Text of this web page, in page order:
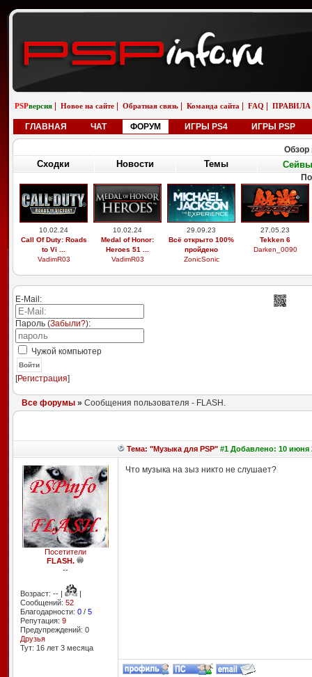
PSPверсия Новое на сайте Обратная связь Команда сайта FAQ ПРАВИЛА
ГЛАВНАЯ ЧАТ ФОРУМ ИГРЫ PS4 ИГРЫ PSP
Обзор
Сходки Новости Темы Сейвы
29.03.26
Выдающиеся
звери, легоси ...
M9xxsi
19.02.26
Бугатти вейрон
возле реки
iosifreshetnik
01.01.26
saab 9-5 универсал
aero
saabinside
01.01.26
saab 9-5 универсал
снег
E-Mail:
Пароль (Забыли?):
Чужой компьютер
Войти
[Регистрация]
Все форумы» Сообщения пользователя - FLASH.
Тема: "Музыка для PSP"#1 Добавлено: 10 июня
Посетители
FLASH.
--
Возраст: -- |
|
Сообщений: 52
Благодарности: 0/ 5
Репутация: 9
Предупреждений: 0
Друзья
Тут: 16 лет 3 месяцa
Что музыка на зыз никто не слушает?